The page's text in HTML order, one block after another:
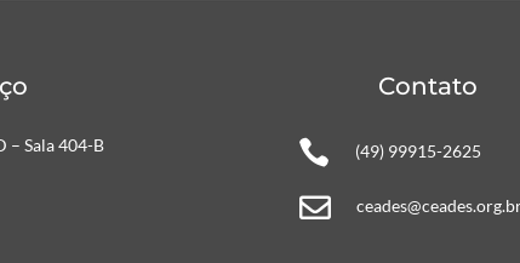
– Sala 404-B
Contato
 (49) 99915-2625
